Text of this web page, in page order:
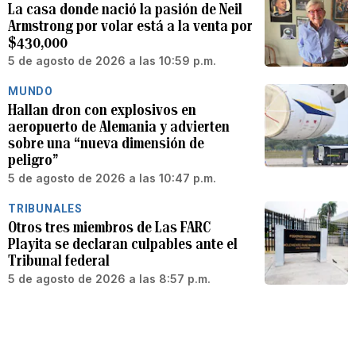
La casa donde nació la pasión de Neil
Armstrong por volar está a la venta por
$430,000
5 de agosto de 2026 a las 10:59 p.m.
MUNDO
Hallan dron con explosivos en
aeropuerto de Alemania y advierten
sobre una “nueva dimensión de
peligro”
5 de agosto de 2026 a las 10:47 p.m.
TRIBUNALES
Otros tres miembros de Las FARC
Playita se declaran culpables ante el
Tribunal federal
5 de agosto de 2026 a las 8:57 p.m.